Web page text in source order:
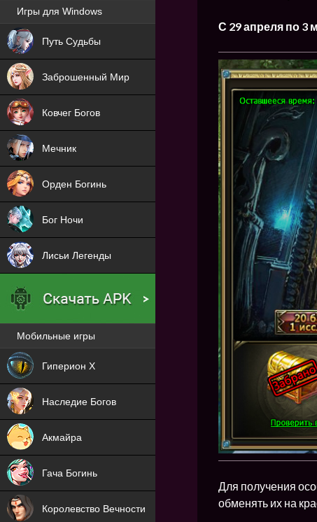
С 29 апреля по 3
Для получения
обменять их на
Игры для Windows
Путь Судьбы
Заброшенный Мир
NEW
Ковчег Богов
Мечник
Орден Богинь
Бог Ночи
Лисьи Легенды
Мобильные игры
Гиперион Х
Наследие Богов
NEW
Акмайра
NEW
Гача Богинь
NEW
Королевство Вечности
NEW